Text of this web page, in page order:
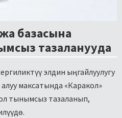
базасына
тазаланууда
элдин ыңгайлуулугу
максатында «Каракол»
тынымсыз тазаланып,